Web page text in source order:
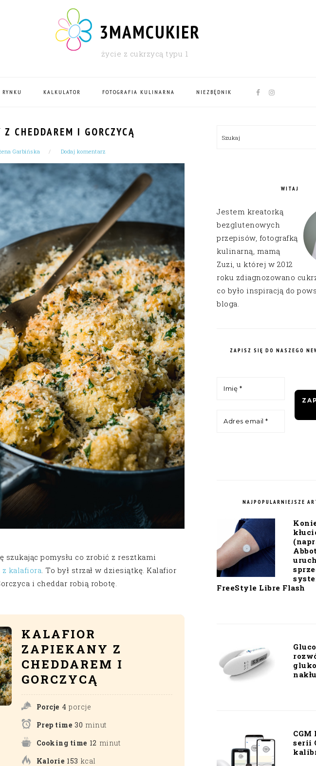
3MAMCUKIER
życie z cukrzycą typu 1
RYNKU KALKULATOR FOTOGRAFIA KULINARNA NIEZBĘDNIK
NAV
CHEDDAREM I GORCZYCĄ
Garbińska Dodaj komentarz
szukając pomysłu co zrobić z resztkami
z kalafiora. To był strzał w dziesiątkę. Kalafior
i cheddar robią robotę.
KALAFIOR
ZAPIEKANY Z
CHEDDAREM I
GORCZYCĄ
Porcje 4 porcje
Prep time 30 minut
Cooking time 12 minut
Kalorie 153 kcal
SIDEBAR
Szukaj
WITAJ
Jestem kreatorką
bezglutenowych
przepisów, fotografką
kulinarną, mamą
Zuzi, u której w 2012
roku zdiagnozowano
co było inspiracją do
bloga.
ZAPISZ SIĘ DO NASZEGO
NAJPOPULARNIEJSZE
FreeStyle Libre Flash
CGM
serii